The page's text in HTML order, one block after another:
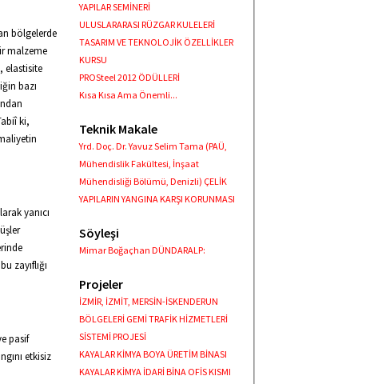
bölgelerde
malzeme
elastisite
bazı
ki,
yanıcı
zayıflığı
pasif
etkisiz
YAPILAR SEMİNERİ
ULUSLARARASI RÜZGAR KULELERİ
TASARIM VE TEKNOLOJİK ÖZELLİKLER
KURSU
PROSteel 2012 ÖDÜLLERİ
Kısa Kısa Ama Önemli...
Teknik Makale
Yrd. Doç. Dr. Yavuz Selim Tama (PAÜ,
Mühendislik Fakültesi, İnşaat
Mühendisliği Bölümü, Denizli) ÇELİK
YAPILARIN YANGINA KARŞI KORUNMASI
Söyleşi
Mimar Boğaçhan DÜNDARALP:
Projeler
İZMİR, İZMİT, MERSİN-İSKENDERUN
BÖLGELERİ GEMİ TRAFİK HİZMETLERİ
SİSTEMİ PROJESİ
KAYALAR KİMYA BOYA ÜRETİM BİNASI
KAYALAR KİMYA İDARİ BİNA OFİS KISMI